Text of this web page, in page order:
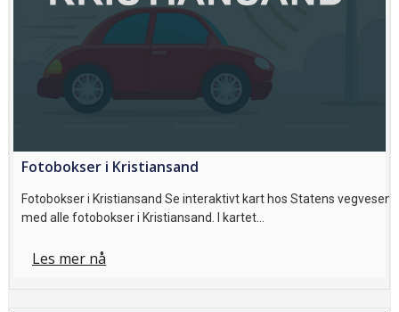
Fotobokser i Kristiansand
Fotobokser i Kristiansand Se interaktivt kart hos Statens vegvesen
med alle fotobokser i Kristiansand. I kartet…
Les mer nå